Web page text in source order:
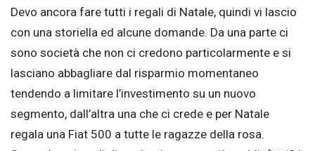
Devo ancora fare tutti i regali di Natale, quindi vi lascio
con una storiella ed alcune domande. Da una parte ci
sono società che non ci credono particolarmente e si
lasciano abbagliare dal risparmio momentaneo
tendendo a limitare l’investimento su un nuovo
segmento, dall’altra una che ci crede e per Natale
regala una Fiat 500 a tutte le ragazze della rosa.